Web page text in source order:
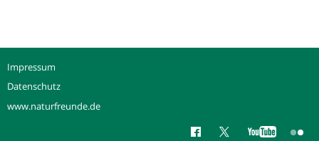
Impressum
Datenschutz
www.naturfreunde.de